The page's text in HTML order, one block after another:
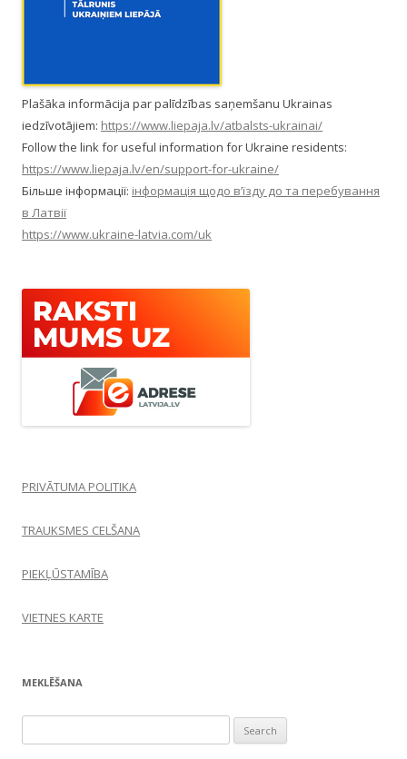
Plašāka informācija par palīdzības saņemšanu Ukrainas
iedzīvotājiem: https://www.liepaja.lv/atbalsts-ukrainai/
Follow the link for useful information for Ukraine residents:
https://www.liepaja.lv/en/support-for-ukraine/
Більше інформації: інформація щодо в’їзду до та перебування
в Латвії
https://www.ukraine-latvia.com/uk
PRIVĀTUMA POLITIKA
TRAUKSMES CELŠANA
PIEKĻŪSTAMĪBA
VIETNES KARTE
MEKLĒŠANA
for: